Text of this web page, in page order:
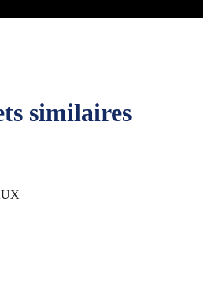
similaires